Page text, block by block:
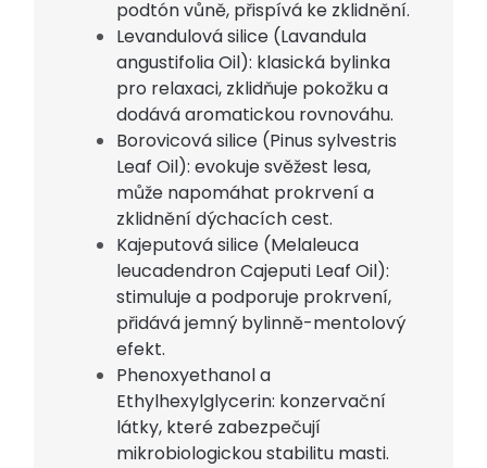
podtón vůně, přispívá ke zklidnění.
Levandulová silice (Lavandula
angustifolia Oil): klasická bylinka
pro relaxaci, zklidňuje pokožku a
dodává aromatickou rovnováhu.
Borovicová silice (Pinus sylvestris
Leaf Oil): evokuje svěžest lesa,
může napomáhat prokrvení a
zklidnění dýchacích cest.
Kajeputová silice (Melaleuca
leucadendron Cajeputi Leaf Oil):
stimuluje a podporuje prokrvení,
přidává jemný bylinně-mentolový
efekt.
Phenoxyethanol a
Ethylhexylglycerin: konzervační
látky, které zabezpečují
mikrobiologickou stabilitu masti.